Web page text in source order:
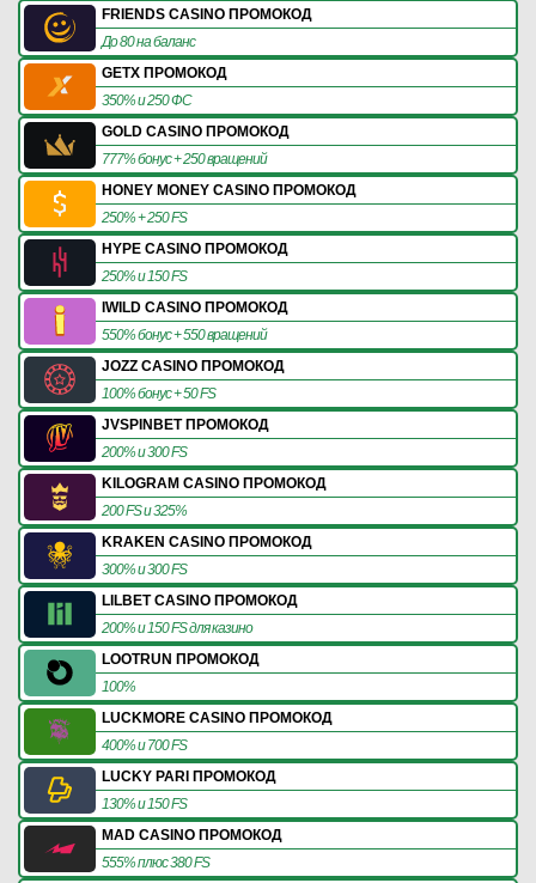
FRIENDS CASINO ПРОМОКОД
До 80 на баланс
GETX ПРОМОКОД
350% и 250 ФС
GOLD CASINO ПРОМОКОД
777% бонус + 250 вращений
HONEY MONEY CASINO ПРОМОКОД
250% + 250 FS
HYPE CASINO ПРОМОКОД
250% и 150 FS
IWILD CASINO ПРОМОКОД
550% бонус + 550 вращений
JOZZ CASINO ПРОМОКОД
100% бонус + 50 FS
JVSPINBET ПРОМОКОД
200% и 300 FS
KILOGRAM CASINO ПРОМОКОД
200 FS и 325%
KRAKEN CASINO ПРОМОКОД
300% и 300 FS
LILBET CASINO ПРОМОКОД
200% и 150 FS для казино
LOOTRUN ПРОМОКОД
100%
LUCKMORE CASINO ПРОМОКОД
400% и 700 FS
LUCKY PARI ПРОМОКОД
130% и 150 FS
MAD CASINO ПРОМОКОД
555% плюс 380 FS